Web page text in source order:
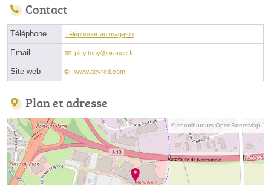
Contact
Téléphone Téléphoner au magasin
Email pley.tonyⓐorange.fr
Site web www.devred.com
Plan et adresse
© contributeurs OpenStreetMap